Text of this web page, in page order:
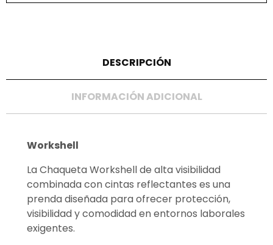
DESCRIPCIÓN
INFORMACIÓN ADICIONAL
Workshell
La Chaqueta Workshell de alta visibilidad
combinada con cintas reflectantes es una
prenda diseñada para ofrecer protección,
visibilidad y comodidad en entornos laborales
exigentes.